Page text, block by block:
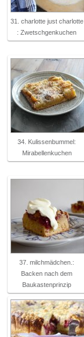
31. charlotte just charlotte
: Zwetschgenkuchen
34. Kulissenbummel:
Mirabellenkuchen
37. milchmädchen.:
Backen nach dem
Baukastenprinzip